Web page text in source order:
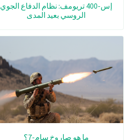
إس-400 تريومف: نظام الدفاع الجوي
الروسي بعيد المدى
ما هو صاروخ سام-7؟